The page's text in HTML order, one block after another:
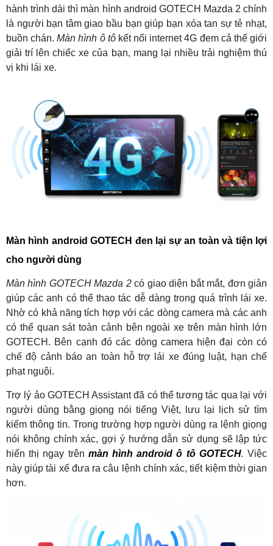
hành trình dài thì màn hình android GOTECH Mazda 2 chính
là người bạn tâm giao bầu bạn giúp bạn xóa tan sự tẻ nhạt,
buồn chán.Màn hình ô tô kết nối internet 4G đem cả thế giới
giải trí lên chiếc xe của bạn, mang lại nhiều trải nghiệm thú
vị khi lái xe.
Màn hình android GOTECH đen lại sự an toàn và tiện lợi
cho người dùng
Màn hình GOTECH Mazda 2có giao diện bắt mắt, đơn giản
giúp các anh có thể thao tác dễ dàng trong quá trình lái xe.
Nhờ có khả năng tích hợp với các dòng camera mà các anh
có thể quan sát toàn cảnh bên ngoài xe trên màn hình lớn
GOTECH. Bên cạnh đó các dòng camera hiện đại còn có
chế độ cảnh báo an toàn hỗ trợ lái xe đúng luật, hạn chế
phạt nguội.
Trợ lý ảo GOTECH Assistant đã có thể tương tác qua lại với
người dùng bằng giọng nói tiếng Việt, lưu lại lịch sử tìm
kiếm thông tin. Trong trường hợp người dùng ra lệnh giọng
nói không chính xác, gợi ý hướng dẫn sử dụng sẽ lập tức
hiển thị ngay trên màn hình android ô tô GOTECH.Việc
này giúp tài xế đưa ra câu lệnh chính xác, tiết kiệm thời gian
hơn.